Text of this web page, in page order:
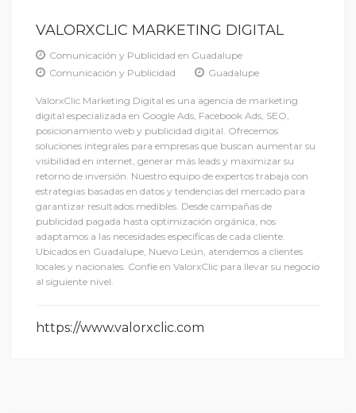
VALORXCLIC MARKETING DIGITAL
Comunicación y Publicidad en Guadalupe
Comunicación y Publicidad
Guadalupe
ValorxClic Marketing Digital es una agencia de marketing
digital especializada en Google Ads, Facebook Ads, SEO,
posicionamiento web y publicidad digital. Ofrecemos
soluciones integrales para empresas que buscan aumentar su
visibilidad en internet, generar más leads y maximizar su
retorno de inversión. Nuestro equipo de expertos trabaja con
estrategias basadas en datos y tendencias del mercado para
garantizar resultados medibles. Desde campañas de
publicidad pagada hasta optimización orgánica, nos
adaptamos a las necesidades específicas de cada cliente.
Ubicados en Guadalupe, Nuevo Leún, atendemos a clientes
locales y nacionales. Confíe en ValorxClic para llevar su negocio
al siguiente nivel.
https://www.valorxclic.com